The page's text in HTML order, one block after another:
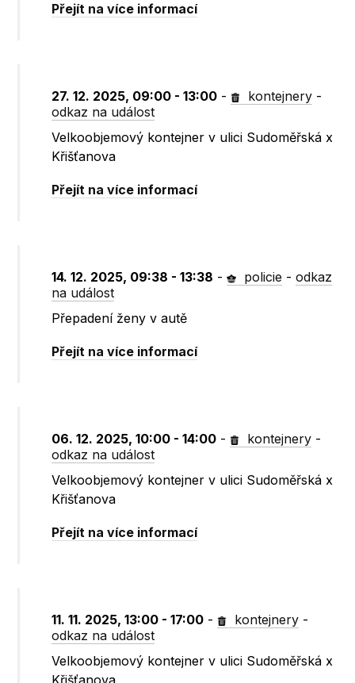
Přejít na více informací
27. 12. 2025, 09:00 - 13:00 - kontejnery -
odkaz na událost
Velkoobjemový kontejner v ulici Sudoměřská x
Křišťanova
Přejít na více informací
14. 12. 2025, 09:38 - 13:38 - policie -odkaz
na událost
Přepadení ženy v autě
Přejít na více informací
06. 12. 2025, 10:00 - 14:00 - kontejnery -
odkaz na událost
Velkoobjemový kontejner v ulici Sudoměřská x
Křišťanova
Přejít na více informací
11. 11. 2025, 13:00 - 17:00 - kontejnery -
odkaz na událost
Velkoobjemový kontejner v ulici Sudoměřská x
Křišťanova